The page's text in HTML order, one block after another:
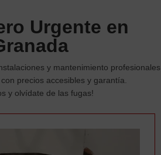
Urgente en
y mantenimiento profesionales
precios accesibles y garantía.
y olvídate de las fugas!